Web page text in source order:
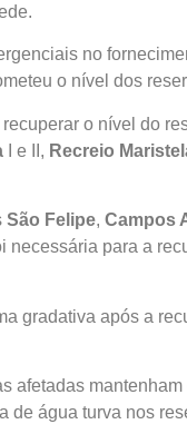
no
o nível dos
o nível do
I e II, Recreio
São Felipe, Campos
necessária para a
gradativa após a
afetadas
de água turva nos